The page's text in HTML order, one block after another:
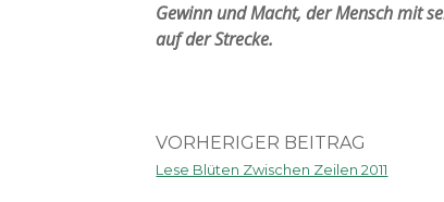
Gewinn und Macht, der Mensch mit
auf der Strecke.
VORHERIGER BEITRAG
Lese Blüten Zwischen Zeilen 2011